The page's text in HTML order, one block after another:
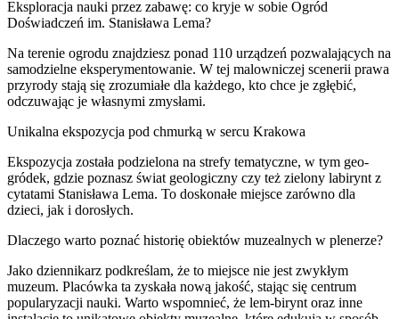
Eksploracja nauki przez zabawę: co kryje w sobie Ogród
Doświadczeń im. Stanisława Lema?
Na terenie ogrodu znajdziesz ponad 110 urządzeń pozwalających na
samodzielne eksperymentowanie. W tej malowniczej scenerii prawa
przyrody stają się zrozumiałe dla każdego, kto chce je zgłębić,
odczuwając je własnymi zmysłami.
Unikalna ekspozycja pod chmurką w sercu Krakowa
Ekspozycja została podzielona na strefy tematyczne, w tym geo-
gródek, gdzie poznasz świat geologiczny czy też zielony labirynt z
cytatami Stanisława Lema. To doskonałe miejsce zarówno dla
dzieci, jak i dorosłych.
Dlaczego warto poznać historię obiektów muzealnych w plenerze?
Jako dziennikarz podkreślam, że to miejsce nie jest zwykłym
muzeum. Placówka ta zyskała nową jakość, stając się centrum
popularyzacji nauki. Warto wspomnieć, że lem-birynt oraz inne